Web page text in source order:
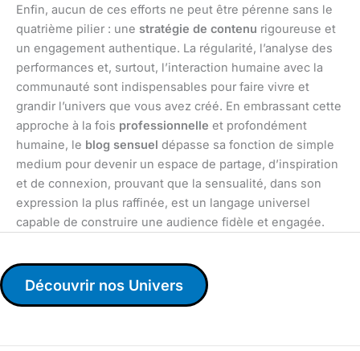
Enfin, aucun de ces efforts ne peut être pérenne sans le
quatrième pilier : une stratégie de contenu rigoureuse et
un engagement authentique. La régularité, l’analyse des
performances et, surtout, l’interaction humaine avec la
communauté sont indispensables pour faire vivre et
grandir l’univers que vous avez créé. En embrassant cette
approche à la fois professionnelle et profondément
humaine, le blog sensuel dépasse sa fonction de simple
medium pour devenir un espace de partage, d’inspiration
et de connexion, prouvant que la sensualité, dans son
expression la plus raffinée, est un langage universel
capable de construire une audience fidèle et engagée.
Découvrir nos Univers